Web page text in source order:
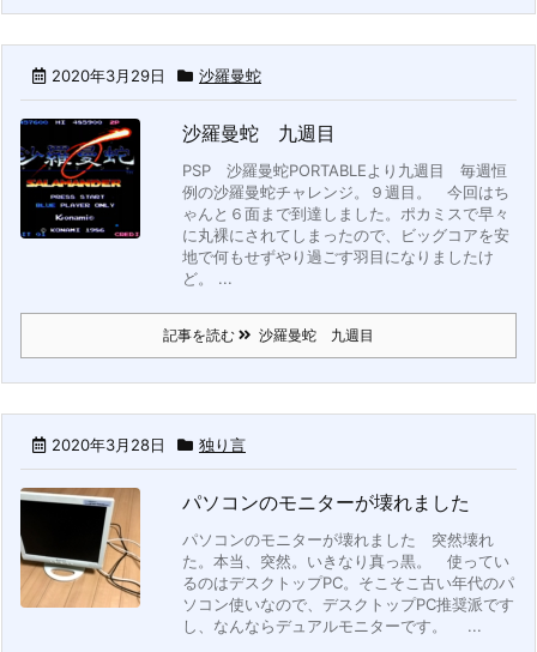
2020年3月29日 沙羅曼蛇
沙羅曼蛇 九週目
PSP 沙羅曼蛇PORTABLEより九週目
毎週恒
例の沙羅曼蛇チャレンジ。９週目。
今回はち
ゃんと６面まで到達しました。ポカミスで早々
に丸裸にされてしまったので、ビッグコアを安
地で何もせずやり過ごす羽目になりましたけ
ど。 ...
記事を読む 沙羅曼蛇 九週目
2020年3月28日 独り言
パソコンのモニターが壊れました
パソコンのモニターが壊れました
突然壊れ
た。本当、突然。いきなり真っ黒。
使ってい
るのはデスクトップPC。そこそこ古い年代のパ
ソコン使いなので、デスクトップPC推奨派です
し、なんならデュアルモニターです。
...